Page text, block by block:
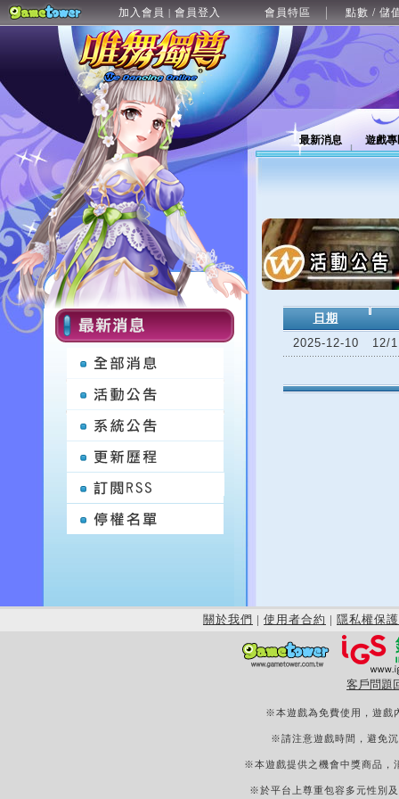
加入會員 | 會員登入 會員特區 點數 / 儲
最新消息 遊戲
日期
2025-12-10
12/
關於我們 | 使用者合約 | 隱私權保護
客戶問題
※本遊戲為免費使用，遊戲
※請注意遊戲時間，避免
※本遊戲提供之機會中獎商品，
※於平台上尊重包容多元性別